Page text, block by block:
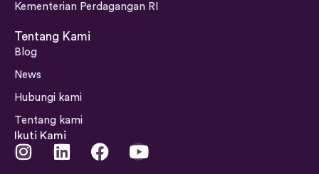
Kementerian Perdagangan RI
Tentang Kami
Blog
News
Hubungi kami
Tentang kami
Ikuti Kami
I
L
F
Y